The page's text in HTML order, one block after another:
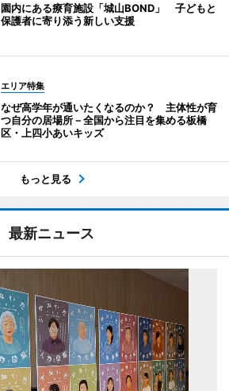
園内にある療育施設「城山BOND」 子どもと
保護者に寄り添う新しい支援
エリア特集
なぜ高学年が通いたくなるのか？ 主体性が育
つ自分の居場所－全国から注目を集める板橋
区・上四小あいキッズ
もっと見る
最新ニュース